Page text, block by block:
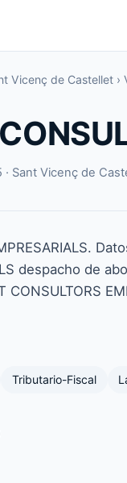
Vicenç de Castellet ›
· Sant Vicenç de
despacho de
Tributario-Fiscal